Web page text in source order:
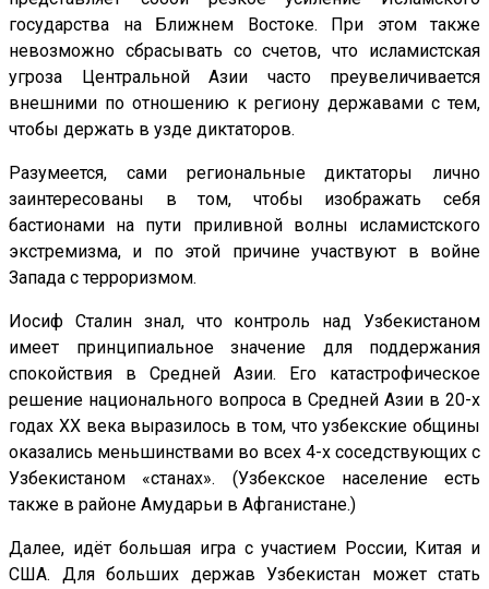
государства на Ближнем Востоке. При этом также
невозможно сбрасывать со счетов, что исламистская
угроза Центральной Азии часто преувеличивается
внешними по отношению к региону державами с тем,
чтобы держать в узде диктаторов.
Разумеется, сами региональные диктаторы лично
заинтересованы в том, чтобы изображать себя
бастионами на пути приливной волны исламистского
экстремизма, и по этой причине участвуют в войне
Запада с терроризмом.
Иосиф Сталин знал, что контроль над Узбекистаном
имеет принципиальное значение для поддержания
спокойствия в Средней Азии. Его катастрофическое
решение национального вопроса в Средней Азии в 20-х
годах XX века выразилось в том, что узбекские общины
оказались меньшинствами во всех 4-х соседствующих с
Узбекистаном «станах». (Узбекское население есть
также в районе Амударьи в Афганистане.)
Далее, идёт большая игра с участием России, Китая и
США. Для больших держав Узбекистан может стать